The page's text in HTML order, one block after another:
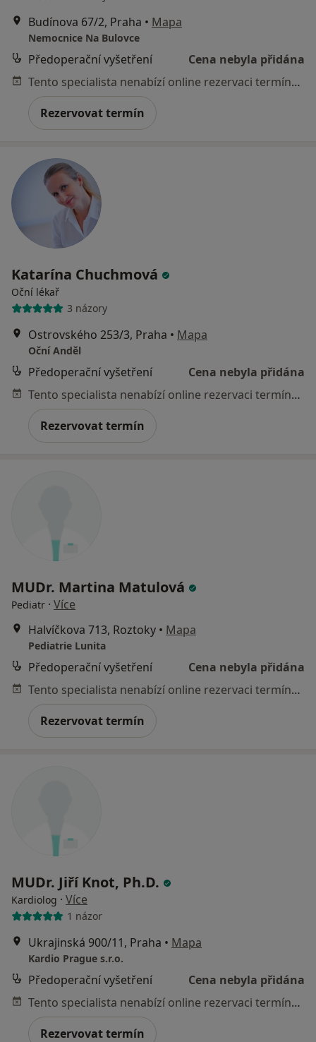
Budínova 67/2, Praha • Mapa
Nemocnice Na Bulovce
Předoperační vyšetření
Cena nebyla přidána
Tento specialista nenabízí online rezervaci termínu na této adrese.
Rezervovat termín
Katarína Chuchmová
Oční lékař
3 názory
Ostrovského 253/3, Praha • Mapa
Oční Anděl
Předoperační vyšetření
Cena nebyla přidána
Tento specialista nenabízí online rezervaci termínu na této adrese.
Rezervovat termín
MUDr. Martina Matulová
Pediatr · Více
Halvíčkova 713, Roztoky • Mapa
Pediatrie Lunita
Předoperační vyšetření
Cena nebyla přidána
Tento specialista nenabízí online rezervaci termínu na této adrese.
Rezervovat termín
MUDr. Jiří Knot, Ph.D.
Kardiolog · Více
1 názor
Ukrajinská 900/11, Praha • Mapa
Kardio Prague s.r.o.
Předoperační vyšetření
Cena nebyla přidána
Tento specialista nenabízí online rezervaci termínu na této adrese.
Rezervovat termín